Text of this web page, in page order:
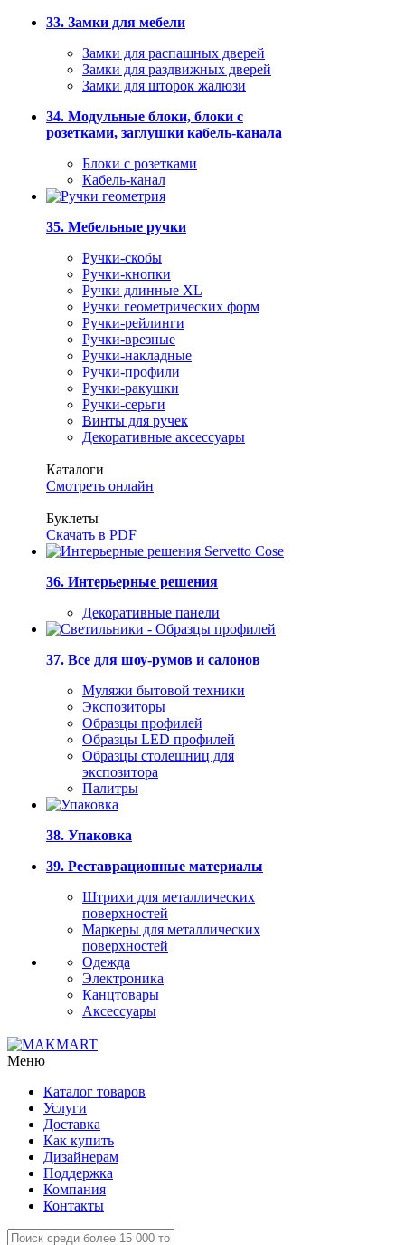
33. Замки для мебели
Замки для распашных дверей
Замки для раздвижных дверей
Замки для шторок жалюзи
34. Модульные блоки, блоки с
розетками, заглушки кабель-канала
Блоки с розетками
Кабель-канал
35. Мебельные ручки
Ручки-скобы
Ручки-кнопки
Ручки длинные XL
Ручки геометрических форм
Ручки-рейлинги
Ручки-врезные
Ручки-накладные
Ручки-профили
Ручки-ракушки
Ручки-серьги
Винты для ручек
Декоративные аксессуары
Каталоги
Смотреть онлайн
Буклеты
Скачать в PDF
36. Интерьерные решения
Декоративные панели
37. Все для шоу-румов и салонов
Муляжи бытовой техники
Экспозиторы
Образцы профилей
Образцы LED профилей
Образцы столешниц для
экспозитора
Палитры
38. Упаковка
39. Реставрационные материалы
Штрихи для металлических
поверхностей
Маркеры для металлических
поверхностей
Одежда
Электроника
Канцтовары
Аксессуары
Меню
Каталог товаров
Услуги
Доставка
Как купить
Дизайнерам
Поддержка
Компания
Контакты